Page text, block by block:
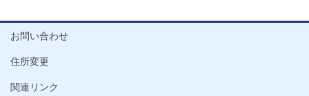
お問い合わせ
住所変更
関連リンク